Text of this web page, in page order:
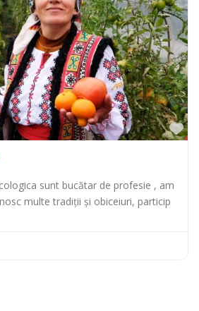
sunt bucătar de profesie , am
multe tradiții și obiceiuri, particip